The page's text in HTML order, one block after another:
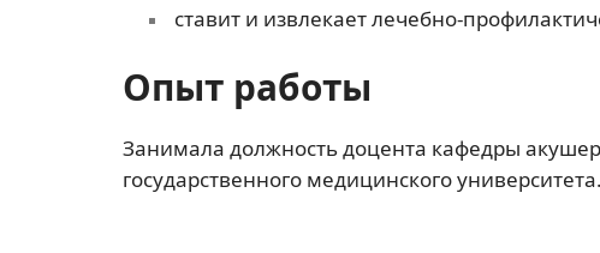
ставит и извлекает лечебно-
Опыт работы
Занимала должность доцента кафедры
государственного медицинского университета.